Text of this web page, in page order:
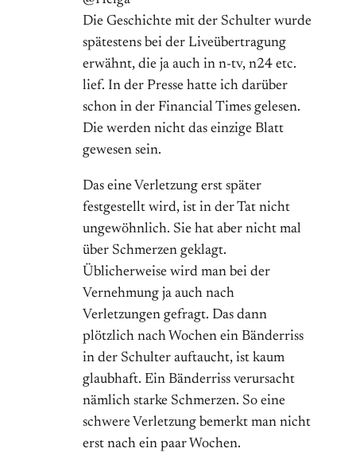
Die Geschichte mit der Schulter wurde
spätestens bei der Liveübertragung
erwähnt, die ja auch in n-tv, n24 etc.
lief. In der Presse hatte ich darüber
schon in der Financial Times gelesen.
Die werden nicht das einzige Blatt
gewesen sein.
Das eine Verletzung erst später
festgestellt wird, ist in der Tat nicht
ungewöhnlich. Sie hat aber nicht mal
über Schmerzen geklagt.
Üblicherweise wird man bei der
Vernehmung ja auch nach
Verletzungen gefragt. Das dann
plötzlich nach Wochen ein Bänderriss
in der Schulter auftaucht, ist kaum
glaubhaft. Ein Bänderriss verursacht
nämlich starke Schmerzen. So eine
schwere Verletzung bemerkt man nicht
erst nach ein paar Wochen.